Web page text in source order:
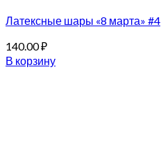
Латексные шары «8 марта» #4
140.00₽
В корзину